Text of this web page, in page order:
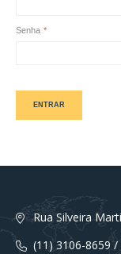
*
Senha
ENTRAR
Rua Silveira
(11) 3106-8659